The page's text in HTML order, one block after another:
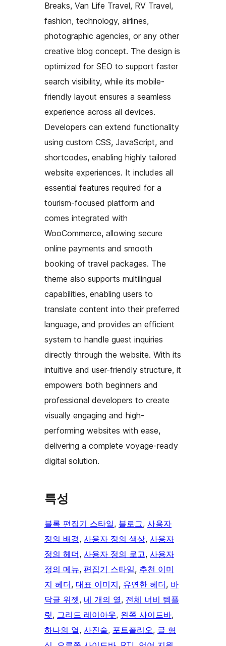
Breaks, Van Life Travel, RV Travel,
fashion, technology, airlines,
photographic agencies, or any other
creative blog concept. The design is
optimized for SEO to support faster
search visibility, while its mobile-
friendly layout ensures a seamless
experience across all devices.
Developers can extend functionality
using custom CSS, JavaScript, and
shortcodes, enabling highly tailored
website experiences. It includes all
essential features required for a
tourism-focused platform and
comes integrated with
WooCommerce, allowing secure
online payments and smooth
booking of travel packages. The
theme also supports multilingual
capabilities, enabling users to
translate content into their preferred
language, and provides an efficient
system to handle guest inquiries
directly through the website. With its
intuitive and user-friendly structure, it
empowers both beginners and
professional developers to create
visually engaging and high-
performing websites with ease,
delivering a complete voyage-ready
digital solution.
특성
블록 편집기 스타일, 블로그, 사용자
정의 배경, 사용자 정의 색상, 사용자
정의 헤더, 사용자 정의 로고, 사용자
정의 메뉴, 편집기 스타일, 추천 이미
지 헤더, 대표 이미지, 유연한 헤더, 바
닥글 위젯, 네 개의 열, 전체 너비 템플
릿, 그리드 레이아웃, 왼쪽 사이드바
하나의 열, 사진술, 포트폴리오, 글 형